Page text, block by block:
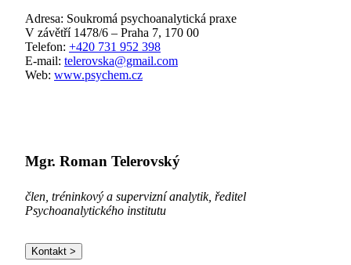
Adresa: Soukromá psychoanalytická praxe
V závětří 1478/6 – Praha 7, 170 00
Telefon: +420 731 952 398
E-mail: telerovska@gmail.com
Web: www.psychem.cz
Mgr. Roman Telerovský
člen, tréninkový a supervizní analytik, ředitel
Psychoanalytického institutu
Kontakt >